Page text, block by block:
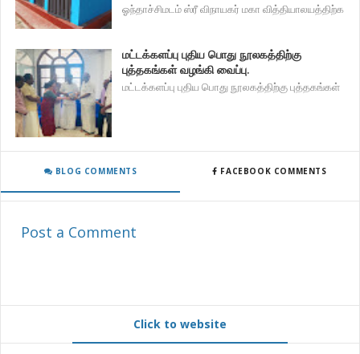
ஓந்தாச்சிமடம் ஸ்ரீ விநாயகர் மகா வித்தியாலயத்திற்க
மட்டக்களப்பு புதிய பொது நூலகத்திற்கு
புத்தகங்கள் வழங்கி வைப்பு.
மட்டக்களப்பு புதிய பொது நூலகத்திற்கு புத்தகங்கள்
BLOG COMMENTS FACEBOOK COMMENTS
Post a Comment
Click to website